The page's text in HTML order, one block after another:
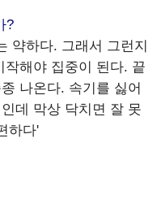
?
약하다. 그래서 그런지
해야 집중이 된다. 끝
나온다. 속기를 싫어
데 막상 닥치면 잘 못
하다'